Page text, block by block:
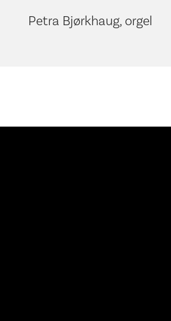
Petra Bjørkhaug, orgel